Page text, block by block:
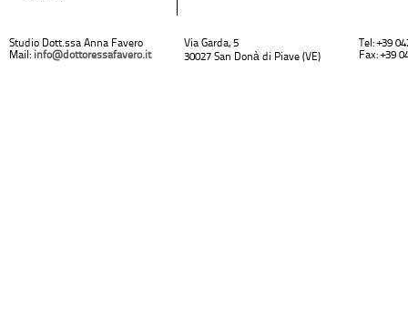
Studio Dott.ssa Anna Favero
Mail: info@dottoressafavero.it
Via Garda, 5
30027 San Donà di Piave (VE)
Tel: +39
Fax: +39